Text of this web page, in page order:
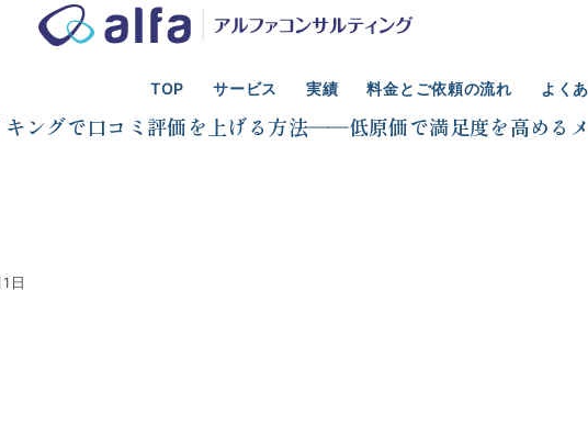
TOP サービス 実績 料金とご依頼の流れ よく
事業計画、新規事業、資金調達、M&A支援
キングで口コミ評価を上げる方法――低原価で満足度を高める
日